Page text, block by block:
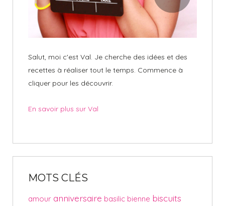
Salut, moi c'est Val. Je cherche des idées et des
recettes à réaliser tout le temps. Commence à
cliquer pour les découvrir.
En savoir plus sur Val
MOTS CLÉS
amour anniversaire basilic bienne biscuits